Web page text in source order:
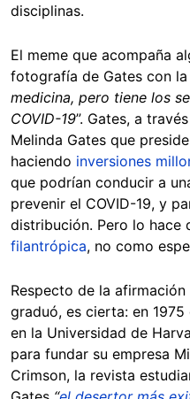
disciplinas.
El meme que acompaña
fotografía de Gates con
medicina, pero tiene los
COVID-19”. Gates, a
Melinda Gates que
haciendo inversiones
que podrían conducir a
prevenir el COVID-19, y
distribución. Pero lo hace
filantrópica, no como
Respecto de la
graduó, es cierta: en
en la Universidad de
para fundar su empresa
Crimson, la revista